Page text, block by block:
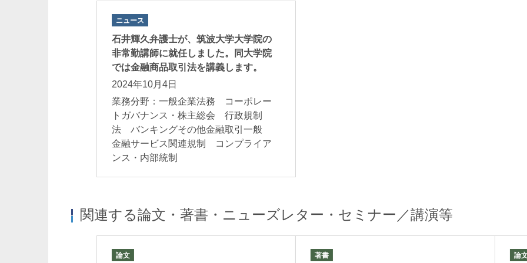
ニュース
石井輝久弁護士が、筑波大学大学院の
非常勤講師に就任しました。同大学院
では金融商品取引法を講義します。
2024年10月4日
業務分野：一般企業法務 コーポレー
トガバナンス・株主総会 行政規制
法 バンキングその他金融取引一般
金融サービス関連規制 コンプライア
ンス・内部統制
関連する論文・著書・ニューズレター・セミナー／講演等
論文 著書 論